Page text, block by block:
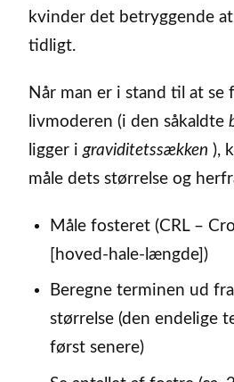
kvinder det betryggende
tidligt.
Når man er i stand til at se
livmoderen (i den såkaldte
ligger igraviditetssækken ),
måle dets størrelse og
Måle fosteret (CRL –
[hoved-hale-længde])
Beregne terminen ud
størrelse (den endelige
først senere)